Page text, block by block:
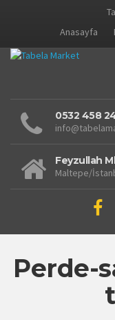
Anasayfa
0532 458
Feyzullah
Maltepe/
Perde-